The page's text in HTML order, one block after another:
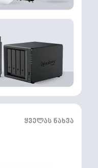
ყველას ნახვა